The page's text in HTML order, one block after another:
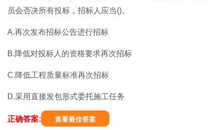
员会否决所有投标，招标人应当()。
A.再次发布招标公告进行招标
B.降低对投标人的资格要求再次招标
C.降低工程质量标准再次招标
D.采用直接发包形式委托施工任务
正确答案: 查看最佳答案